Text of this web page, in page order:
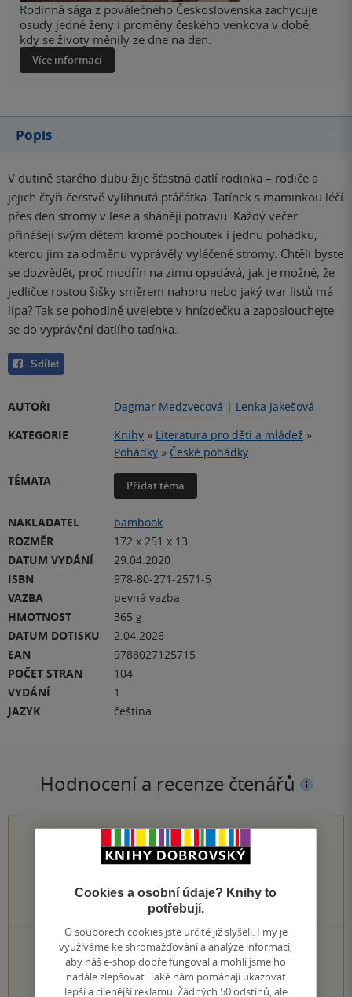
Rodinná sága z poválečného Československa zachycuje
osudy jedné ženy i proměny českého venkova v době,
kdy se životy měnily ze dne na den.
Více informací
Popis
V dutině starého dubu žije šťastná datlí rodinka – rodiče a
jejich čtyři čerstvě vylíhnutá ptáčátka. Tatínek s maminkou léčí
přes den stromy v lese a shánějí potravu. Každý večer
přinášejí svým dětem kromě pochoutek i jednu pohádku,
kterou jim za odměnu vyprávěly vyléčené stromy. Chtěli byste
se dozvědět, proč modřín na zimu opadává, jak je možné, že
jedličce rostou šišky směrem nahoru nebo jaký tvar listů má
lípa? Tak se pohodlně uvelebte v hnízdečku a zaposlouchejte
se do vyprávění datlího tatínka.
Sdílet
AUTOŘI Dagmar Medzvecová | Lenka Jakešová
KATEGORIE
Knihy » Literatura pro děti a mládež »
Pohádky » České pohádky
TÉMATA
Přidat téma
NAKLADATEL
bambook
ROZMĚR
172 x 251 x 13
DATUM VYDÁNÍ
29.04.2020
ISBN
978-80-271-2571-5
VAZBA
pevná vazba
HMOTNOST
365 g
DATUM DOTISKU
2.04.2026
EAN
9788027125715
POČET STRAN
104
VYDÁNÍ
1
JAZYK
čeština
Hodnocení a recenze čtenářů
5.0z5
hodnocení čtenářů
1×
5 hvězdiček
0×
4 hvězdičky
0×
3 hvězdičky
Cookies a osobní údaje? Knihy to
potřebují.
O souborech cookies jste určitě již slyšeli. I my je
využíváme ke shromažďování a analýze informací,
aby náš e-shop dobře fungoval a mohli jsme ho
nadále zlepšovat. Také nám pomáhají ukazovat
lepší a cílenější reklamu. Žádných 50 odstínů, ale